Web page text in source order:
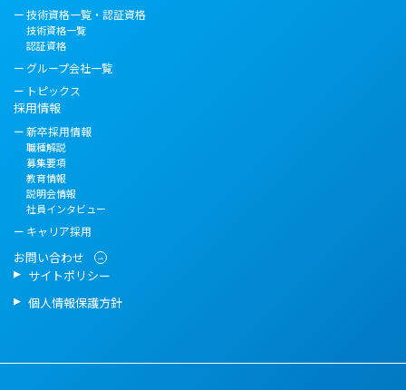
技術資格一覧・認証資格
技術資格一覧
認証資格
グループ会社一覧
トピックス
採用情報
新卒採用情報
職種解説
募集要項
教育情報
説明会情報
社員インタビュー
キャリア採用
お問い合わせ
サイトポリシー
個人情報保護方針